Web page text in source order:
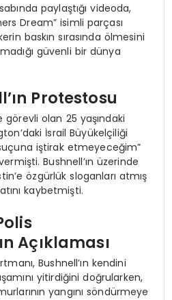
paylaştığı videoda,
Dream” isimli parçası
baskın sırasında ölmesini
güvenli bir dünya
Protestosu
görevli olan 25 yaşındaki
İsrail Büyükelçiliği
iştirak etmeyeceğim”
Bushnell’ın üzerinde
özgürlük sloganları atmış
kaybetmişti.
Açıklaması
Bushnell’ın kendini
yitirdiğini doğrularken,
yangını söndürmeye